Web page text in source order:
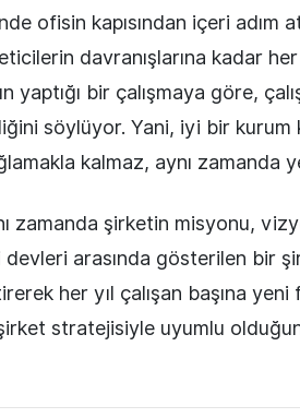
ofisin kapısından içeri adım
davranışlarına kadar
yaptığı bir çalışmaya göre,
söylüyor. Yani, iyi bir kurum
kalmaz, aynı zamanda
zamanda şirketin misyonu,
arasında gösterilen bir
her yıl çalışan başına
stratejisiyle uyumlu